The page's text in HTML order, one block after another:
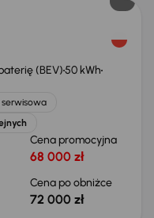
(BEV)50 kWh
serwisowa
Cena promocyjna
68 000 zł
Cena po obniżce
72 000 zł